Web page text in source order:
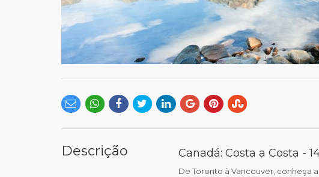
Descrição Canadá: Costa a Costa -
De Toronto à Vancouver, conheça